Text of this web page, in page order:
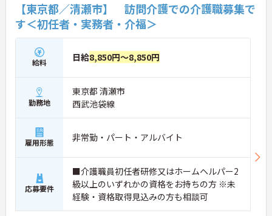
【東京都／清瀬市】 訪問介護での介護職募集で
す＜初任者・実務者・介福＞
給料 日給8,850円～8,850円
勤務地
東京都 清瀬市
西武池袋線
雇用形態 非常勤・パート・アルバイト
応募要件
■介護職員初任者研修又はホームヘルパー2
級以上のいずれかの資格をお持ちの方 ※未
経験・資格取得見込みの方も相談可